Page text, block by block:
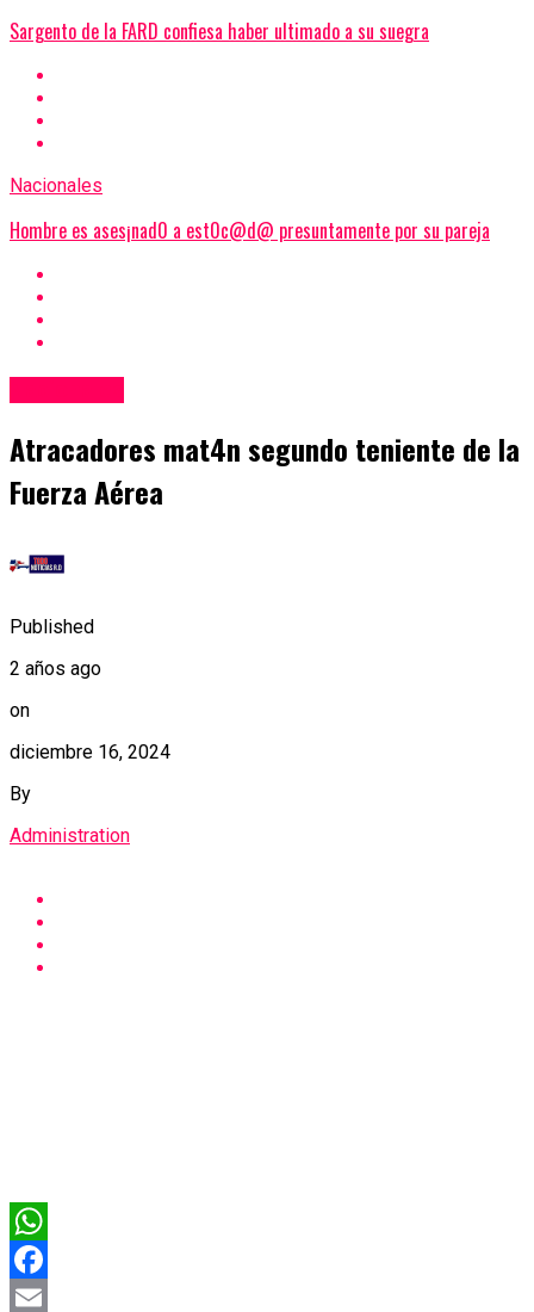
Sargento de la FARD confiesa haber ultimado a su suegra
Nacionales
Hombre es ases¡nad0 a est0c@d@ presuntamente por su pareja
Atracadores mat4n segundo teniente de la
Fuerza Aérea
Published
2 años ago
on
diciembre 16, 2024
By
Administration
WhatsApp
Facebook